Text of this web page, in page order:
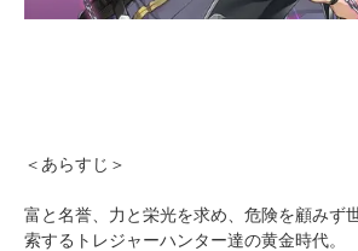
＜あらすじ＞
富と名誉、力と栄光を求め、危険を顧みず
索するトレジャーハンター達の黄金時代。